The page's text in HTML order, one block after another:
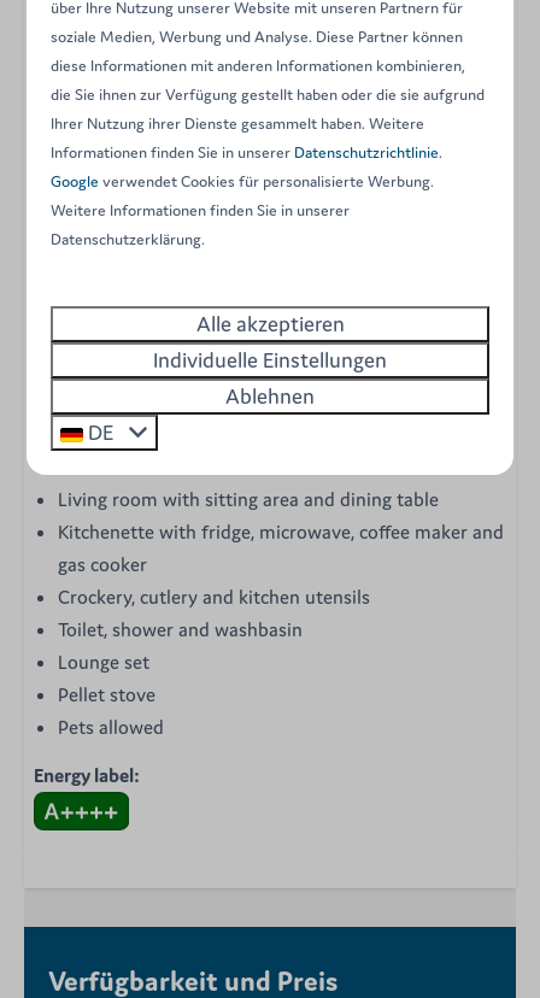
Description
Discover our cosy and functional Comet tents.
Discover our Comet tents, glamping tents located in our
campsite, in the heart of the French Ardennes. Enjoy a
getaway at Arden Parks Signy-L'Abbaye for a weekend, a
family holiday, a holiday with friends or a romantic
Our Comet 27 tents are equipped with:
Master bedroom with double bed (160x200cm)
Second bedroom with 1 double bed and a bunk bed
Duvets, pillows and bed linen are provided in the
Living room with sitting area and dining table
Kitchenette with fridge, microwave, coffee maker and
gas cooker
Crockery, cutlery and kitchen utensils
Toilet, shower and washbasin
Lounge set
Pellet stove
Pets allowed
Energy label:
Verfügbarkeit und Preis
über Ihre Nutzung unserer Website mit unseren Partnern für
soziale Medien, Werbung und Analyse. Diese Partner können
diese Informationen mit anderen Informationen kombinieren,
die Sie ihnen zur Verfügung gestellt haben oder die sie aufgrund
Ihrer Nutzung ihrer Dienste gesammelt haben. Weitere
Informationen finden Sie in unserer Datenschutzrichtlinie.
Google verwendet Cookies für personalisierte Werbung.
Weitere Informationen finden Sie in unserer
Datenschutzerklärung.
Alle akzeptieren
Individuelle Einstellungen
Ablehnen
DE